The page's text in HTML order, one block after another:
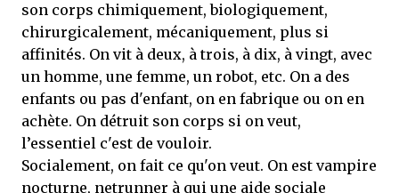
son corps chimiquement, biologiquement,
chirurgicalement, mécaniquement, plus si
affinités. On vit à deux, à trois, à dix, à vingt, avec
un homme, une femme, un robot, etc. On a des
enfants ou pas d'enfant, on en fabrique ou on en
achète. On détruit son corps si on veut,
l’essentiel c'est de vouloir.
Socialement, on fait ce qu'on veut. On est vampire
nocturne, netrunner à qui une aide sociale